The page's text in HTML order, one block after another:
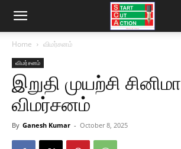
Home விமர்சனம்
விமர்சனம்
இறுதி முயற்சி சினிமா
விமர்சனம்
By Ganesh Kumar - October 8, 2025